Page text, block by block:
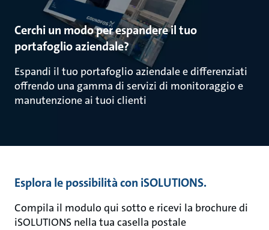
Cerchi un modo per espandere il tuo
portafoglio aziendale?
Espandi il tuo portafoglio aziendale e differenziati
offrendo una gamma di servizi di monitoraggio e
manutenzione ai tuoi clienti
Esplora le possibilità con iSOLUTIONS.
Compila il modulo qui sotto e ricevi la brochure di
iSOLUTIONS nella tua casella postale